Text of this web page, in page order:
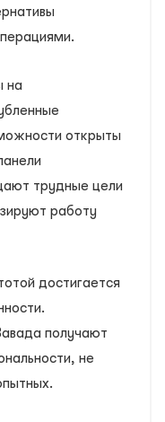
на
открыты
трудные цели
работу
достигается
получают
не